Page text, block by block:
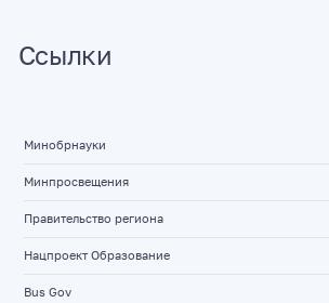
Ссылки
Минобрнауки
Минпросвещения
Правительство региона
Нацпроект Образование
Bus Gov